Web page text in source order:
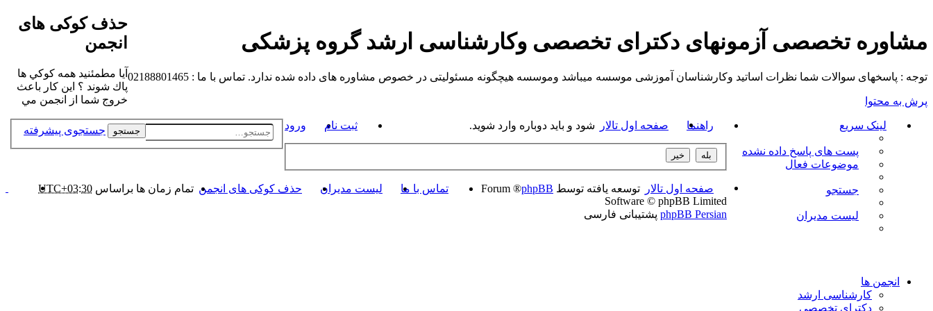
مشاوره تخصصی آزمونهای دکترای تخصصی وکارشناسی ارشد گروه پزشکی
توجه : پاسخهای سوالات شما نظرات اساتید وکارشناسان آموزشی موسسه میباشد وموسسه هیچگونه مسئولیتی در خصوص مشاوره های داده شده ندارد. تماس با ما : 02188801465
پرش به محتوا
جستجو جستجوی پیشرفته لینک سریع
پست های پاسخ داده نشده
موضوعات فعال
جستجو
لیست مدیران
راهنما ورود ثبت نام صفحه اول تالار
حذف کوکی های
انجمن
آيا مطمئنيد همه كوكي ها
پاك شوند ؟ اين كار باعث
خروج شما از انجمن مي
شود و بايد دوباره وارد شويد.
صفحه اول تالار تمام زمان ها براساس UTC+03:30 حذف کوکی های انجمن لیست مدیران تماس با ما توسعه یافته توسط phpBB
® Forum
Software © phpBB Limited
phpBB Persian پشتیبانی فارسی
انجمن ها
کارشناسی ارشد
دکترای تخصصی